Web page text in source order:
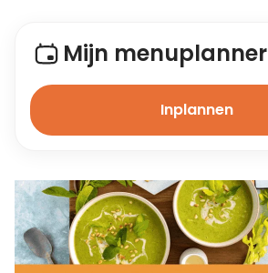
Mijn menuplanner
Inplannen